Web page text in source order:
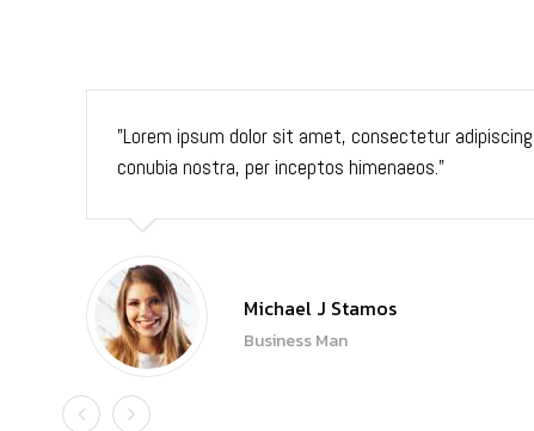
Lorem ipsum dolor sit amet, consectetur
conubia nostra, per inceptos himenaeos.
Michael J Stamos
Business Man